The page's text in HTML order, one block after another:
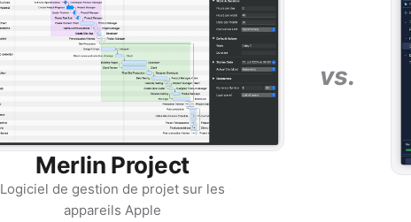
Merlin Project
Logiciel de gestion de projet sur les
appareils Apple
vs.